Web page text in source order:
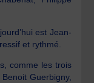
est Jean-
et rythmé.
comme les trois
Guerbigny,